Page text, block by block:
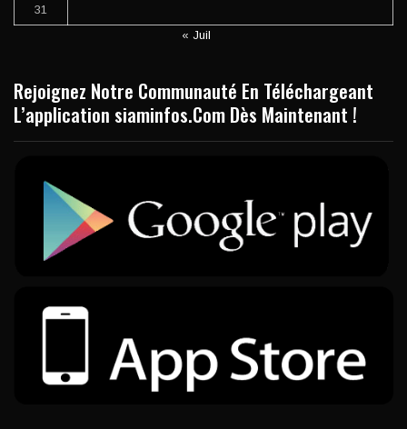
31
« Juil
Rejoignez Notre Communauté En Téléchargeant
L’application siaminfos.Com Dès Maintenant !